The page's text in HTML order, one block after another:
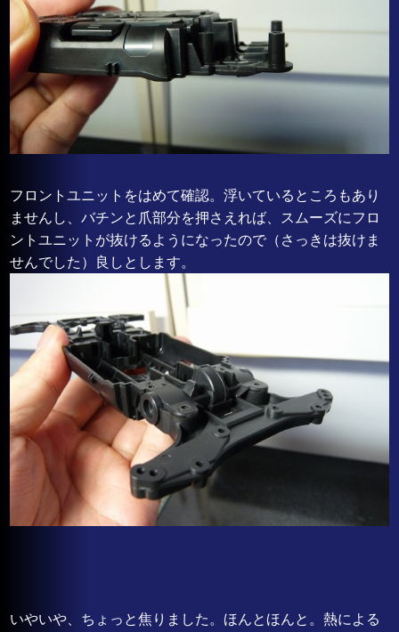
フロントユニットをはめて確認。浮いているところもあり
ませんし、バチンと爪部分を押さえれば、スムーズにフロ
ントユニットが抜けるようになったので（さっきは抜けま
せんでした）良しとします。
いやいや、ちょっと焦りました。ほんとほんと。熱による